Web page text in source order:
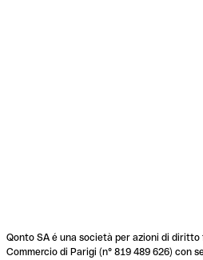
Qonto SA é una società per azioni di
Commercio di Parigi (n° 819 489 626) con